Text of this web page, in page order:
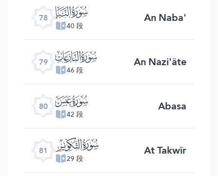
78 ﯻ
40 段 An Naba'
79 ﯼ
46 段 An Nazi'âte
80 ﯽ
42 段 Abasa
81 ﯾ
29 段 At Takwîr